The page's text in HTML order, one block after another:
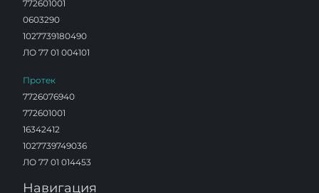
772601001
0603290
1027739180490
ЛО 77 01 004101
Протек
7726076940
772601001
16342412
1027739749036
ЛО 77 01 014453
Навигация